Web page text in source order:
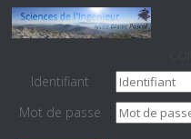
Skip to content
Identifiant
Mot de passe